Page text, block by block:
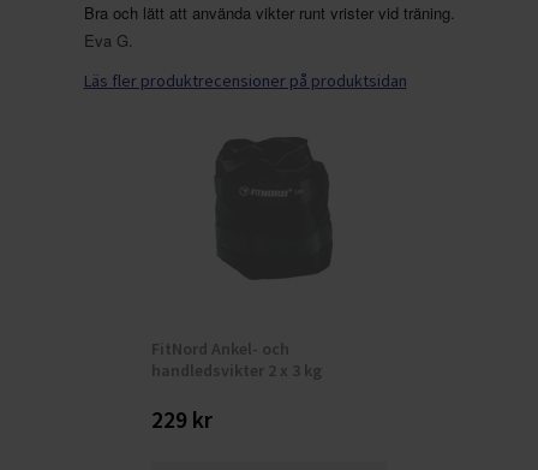
Bra och lätt att använda vikter runt vrister vid träning.
Eva G.
Läs fler produktrecensioner på produktsidan
FitNord Ankel- och
handledsvikter 2 x 3 kg
229 kr